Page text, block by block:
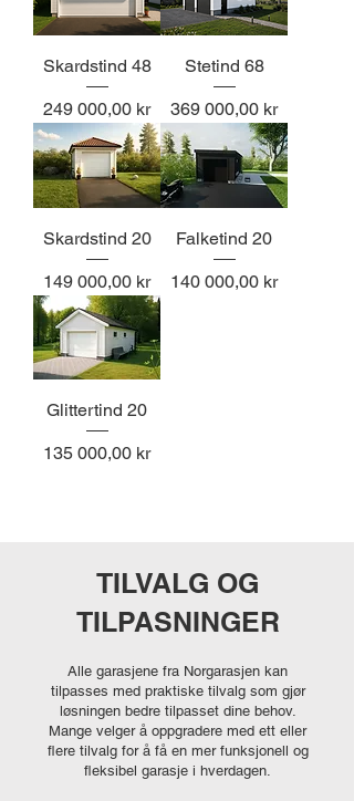
Skardstind 48
Pris
249 000,00 kr
Stetind 68
Pris
369 000,00 kr
Skardstind 20
Pris
149 000,00 kr
Falketind 20
Pris
140 000,00 kr
Glittertind 20
Pris
135 000,00 kr
TILVALG OG
TILPASNINGER
Alle garasjene fra Norgarasjen kan
tilpasses med praktiske tilvalg som gjør
løsningen bedre tilpasset dine behov.
Mange velger å oppgradere med ett eller
flere tilvalg for å få en mer funksjonell og
fleksibel garasje i hverdagen.